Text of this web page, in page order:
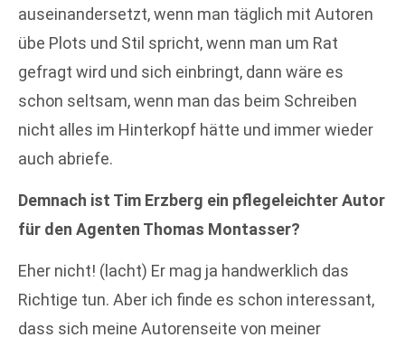
auseinandersetzt, wenn man täglich mit Autoren
übe Plots und Stil spricht, wenn man um Rat
gefragt wird und sich einbringt, dann wäre es
schon seltsam, wenn man das beim Schreiben
nicht alles im Hinterkopf hätte und immer wieder
auch abriefe.
Demnach ist Tim Erzberg ein pflegeleichter Autor
für den Agenten Thomas Montasser?
Eher nicht! (lacht) Er mag ja handwerklich das
Richtige tun. Aber ich finde es schon interessant,
dass sich meine Autorenseite von meiner